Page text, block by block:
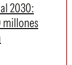
2030:
millones